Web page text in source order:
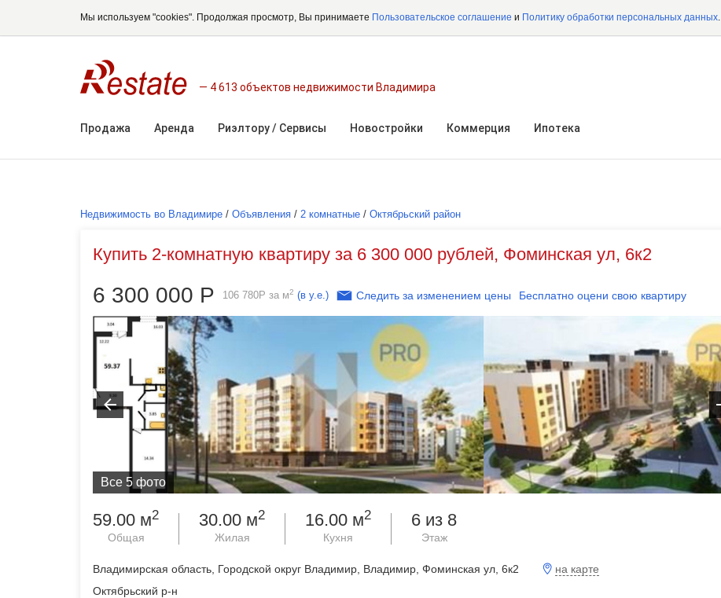
Мы используем "cookies". Продолжая просмотр, Вы принимаете Пользовательское соглашение и Политику обработки персональных данных.
4 613 объектов недвижимости Владимира
Продажа Аренда Риэлтору / Сервисы Новостройки Коммерция Ипотека
Недвижимость во Владимире / Объявления / 2 комнатные / Октябрьский район
Купить 2-комнатную квартиру за 6 300 000 рублей, Фоминская ул, 6к2
Все 5 фото
6 300 000 Р 106 780Р за м2 (в у.е.) Следить за изменением цены Бесплатно оцени свою квартиру
59.00 м2
Общая
30.00 м2
Жилая
16.00 м2
Кухня
6 из 8
Этаж
Владимирская область, Городской округ Владимир, Владимир, Фоминская ул, 6к2
на карте
Октябрьский р-н